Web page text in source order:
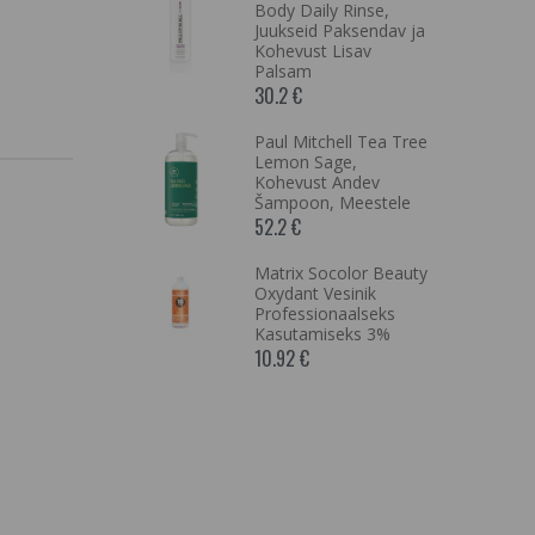
Body Daily Rinse,
Juukseid Paksendav ja
Kohevust Lisav
Palsam
30.2 €
Paul Mitchell Tea Tree
Lemon Sage,
Kohevust Andev
Šampoon, Meestele
52.2 €
Matrix Socolor Beauty
Oxydant Vesinik
Professionaalseks
Kasutamiseks 3%
10.92 €